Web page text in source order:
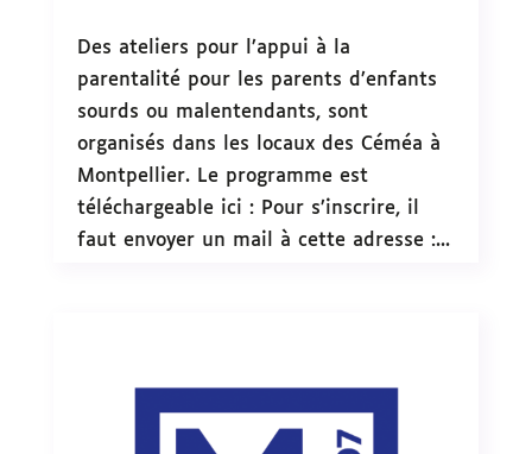
Des ateliers pour l’appui à la
parentalité pour les parents d’enfants
sourds ou malentendants, sont
organisés dans les locaux des Céméa à
Montpellier. Le programme est
téléchargeable ici : Pour s’inscrire, il
faut envoyer un mail à cette adresse :...